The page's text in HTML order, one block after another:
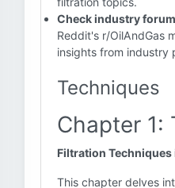
Check industry
Reddit's r/OilAndGas
insights from industry
Techniques
Chapter 1:
Filtration Techniques
This chapter delves